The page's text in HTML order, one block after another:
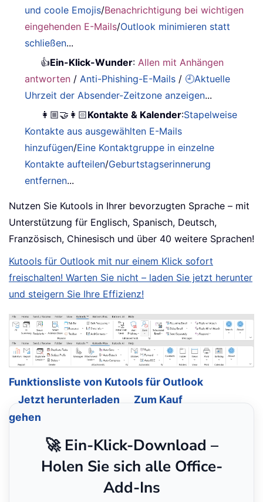
und coole Emojis/Benachrichtigung bei wichtigen
eingehenden E-Mails/Outlook minimieren statt
schließen...
👍Ein-Klick-Wunder: Allen mit Anhängen
antworten / Anti-Phishing-E-Mails / 🕘Aktuelle
Uhrzeit der Absender-Zeitzone anzeigen...
👩🏼‍🤝‍👩🏻Kontakte & Kalender:Stapelweise
Kontakte aus ausgewählten E-Mails
hinzufügen/Eine Kontaktgruppe in einzelne
Kontakte aufteilen/Geburtstagserinnerung
entfernen...
Nutzen Sie Kutools in Ihrer bevorzugten Sprache – mit
Unterstützung für Englisch, Spanisch, Deutsch,
Französisch, Chinesisch und über 40 weitere Sprachen!
Kutools für Outlook mit nur einem Klick sofort
freischalten! Warten Sie nicht – laden Sie jetzt herunter
und steigern Sie Ihre Effizienz!
Funktionsliste von Kutools für Outlook
Jetzt herunterladen
Zum Kauf
gehen
🚀 Ein-Klick-Download –
Holen Sie sich alle Office-
Add-Ins